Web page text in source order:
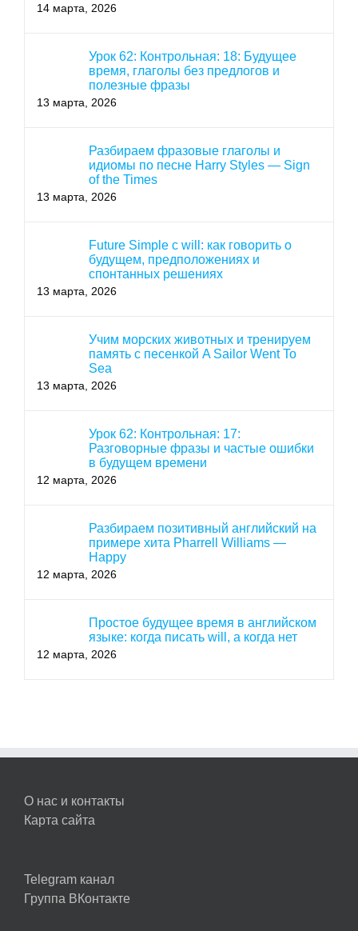
14 марта, 2026
Урок 62: Контрольная: 18: Будущее
время, глаголы без предлогов и
полезные фразы
13 марта, 2026
Разбираем фразовые глаголы и
идиомы по песне Harry Styles — Sign
of the Times
13 марта, 2026
Future Simple с will: как говорить о
будущем, предположениях и
спонтанных решениях
13 марта, 2026
Учим морских животных и тренируем
память с песенкой A Sailor Went To
Sea
13 марта, 2026
Урок 62: Контрольная: 17:
Разговорные фразы и частые ошибки
в будущем времени
12 марта, 2026
Разбираем позитивный английский на
примере хита Pharrell Williams —
Happy
12 марта, 2026
Простое будущее время в английском
языке: когда писать will, а когда нет
12 марта, 2026
О нас и контакты
Карта сайта
Telegram канал
Группа ВКонтакте